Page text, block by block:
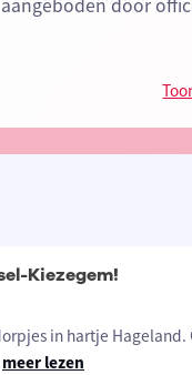
aangeboden door
Kiezegem!
in hartje Hageland.
meer lezen